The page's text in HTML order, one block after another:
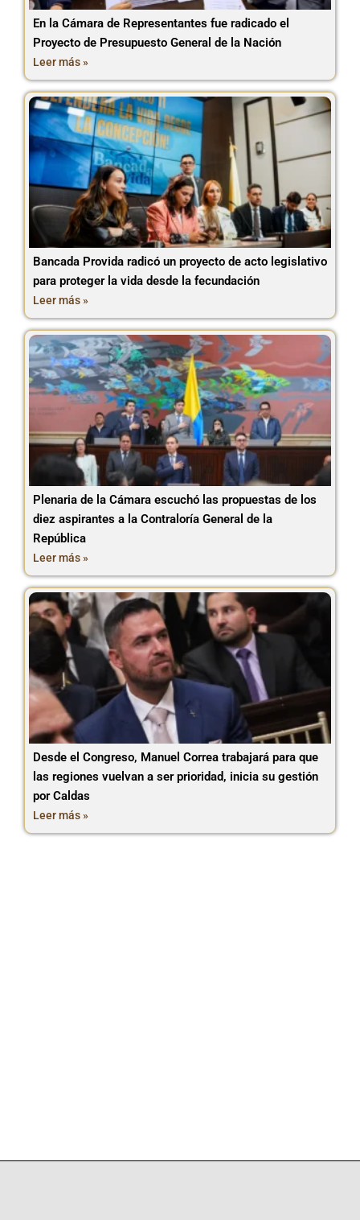
En la Cámara de Representantes fue radicado el
Proyecto de Presupuesto General de la Nación
Leer más »
Bancada Provida radicó un proyecto de acto legislativo
para proteger la vida desde la fecundación
Leer más »
Plenaria de la Cámara escuchó las propuestas de los
diez aspirantes a la Contraloría General de la
República
Leer más »
Desde el Congreso, Manuel Correa trabajará para que
las regiones vuelvan a ser prioridad, inicia su gestión
por Caldas
Leer más »